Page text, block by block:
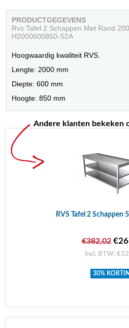
PRODUCTGEGEVENS
Rvs Tafel 2 Schappen Met Rand
H2000600850-S2A
Hoogwaardig kwaliteit RVS.
Lengte: 2000 mm
Diepte: 600 mm
Hoogte: 850 mm
Andere klanten bekeken
RVS Tafel 2 Schappen
€382,02
Incl. BTW:
30%